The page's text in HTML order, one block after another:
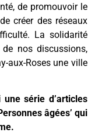
de promouvoir le
créer des réseaux
La solidarité
nos discussions,
aux-Roses une ville
série d’articles
âgées’ qui